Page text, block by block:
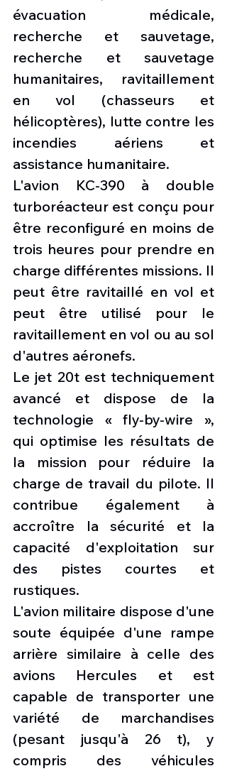
évacuation médicale,
recherche et sauvetage,
recherche et sauvetage
humanitaires, ravitaillement
en vol (chasseurs et
hélicoptères), lutte contre les
incendies aériens et
assistance humanitaire.
L'avion KC-390 à double
turboréacteur est conçu pour
être reconfiguré en moins de
trois heures pour prendre en
charge différentes missions. Il
peut être ravitaillé en vol et
peut être utilisé pour le
ravitaillement en vol ou au sol
d'autres aéronefs.
Le jet 20t est techniquement
avancé et dispose de la
technologie « fly-by-wire »,
qui optimise les résultats de
la mission pour réduire la
charge de travail du pilote. Il
contribue également à
accroître la sécurité et la
capacité d'exploitation sur
des pistes courtes et
rustiques.
L'avion militaire dispose d'une
soute équipée d'une rampe
arrière similaire à celle des
avions Hercules et est
capable de transporter une
variété de marchandises
(pesant jusqu'à 26 t), y
compris des véhicules